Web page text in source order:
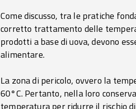
Come discusso, tra le pratiche
corretto trattamento delle
prodotti a base di uova, devono
alimentare.
La zona di pericolo, ovvero la
60°C. Pertanto, nella loro
temperatura per ridurre il rischio